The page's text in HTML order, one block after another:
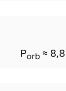
Porb ≈ 8,8